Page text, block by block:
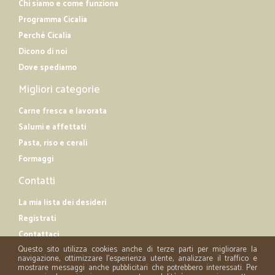
Chi siamo e come funziona
Programma Cicalia
Perché Cicalia
Dicono di noi
Dove spediamo
Migliori categorie
Carne fresca e lavorata
Salumi e affettati
Pasta, riso e cerali
Formaggi
Contatti
La mia lista dei desideri
Registrati
Contattaci
Questo sito utilizza cookies anche di terze parti per migliorare la
navigazione, ottimizzare l'esperienza utente, analizzare il traffico e
mostrare messaggi anche pubblicitari che potrebbero interessati. Per